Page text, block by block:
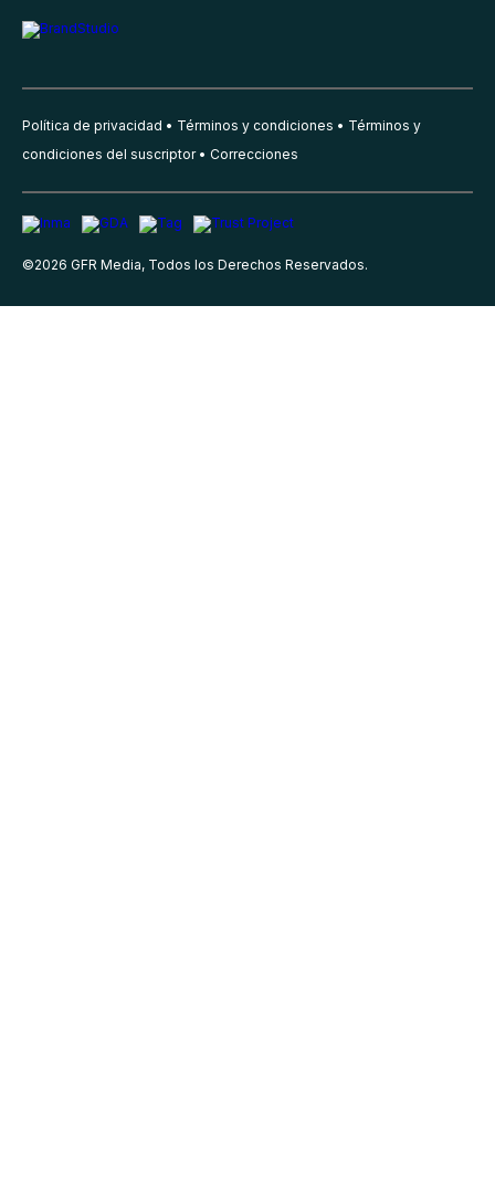
Política de privacidad Términos y condiciones
Términos y
condiciones del suscriptor
Correcciones
©2026 GFR Media, Todos los Derechos Reservados.